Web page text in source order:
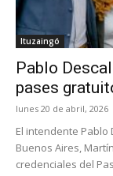
Ituzaingó
Pablo
pases
lunes 20 de abril, 2026
El intendente
Buenos Aires,
credenciales del